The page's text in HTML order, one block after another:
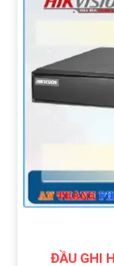
ĐẦU GHI